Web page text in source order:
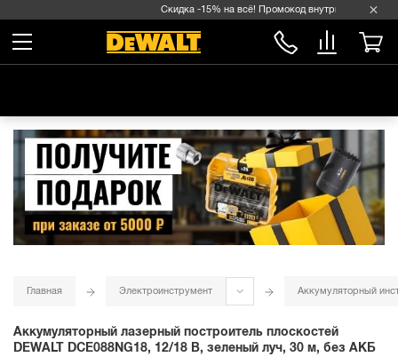
Скидка -15% на всё! Промокод внутри →
Главная Электроинструмент Аккумуляторный
Аккумуляторный лазерный построитель плоскостей
DEWALT DCE088NG18, 12/18 В, зеленый луч, 30 м, без АКБ